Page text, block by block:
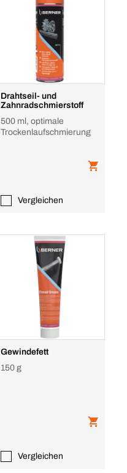
Drahtseil- und
Zahnradschmierstoff
500 ml, optimale
Trockenlaufschmierung
Vergleichen
Gewindefett
150 g
Vergleichen